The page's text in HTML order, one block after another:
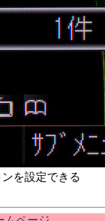
を設定できる